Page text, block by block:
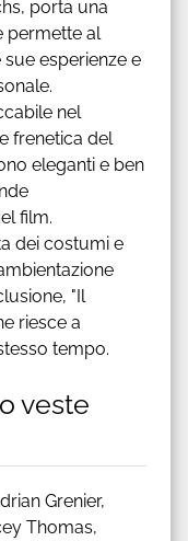
porta una
permette al
esperienze e
nel
frenetica del
eleganti e ben
film.
dei costumi e
"Il
riesce a
tempo.
veste
Grenier,
Thomas,